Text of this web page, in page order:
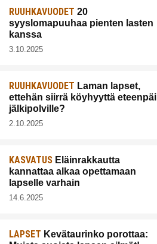
RUUHKAVUODET 20
syyslomapuuhaa pienten lasten
kanssa
3.10.2025
RUUHKAVUODET Laman lapset,
ettehän siirrä köyhyyttä
jälkipolville?
2.10.2025
KASVATUS Eläinrakkautta
kannattaa alkaa opettamaan
lapselle varhain
14.6.2025
LAPSET Kevätaurinko porottaa: